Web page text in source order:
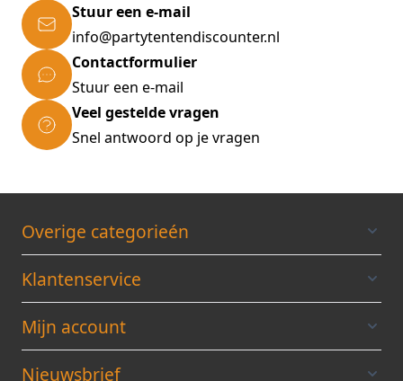
Stuur een e-mail
info@partytentendiscounter.nl
Contactformulier
Stuur een e-mail
Veel gestelde vragen
Snel antwoord op je vragen
Overige categorieén
Klantenservice
Mijn account
Nieuwsbrief